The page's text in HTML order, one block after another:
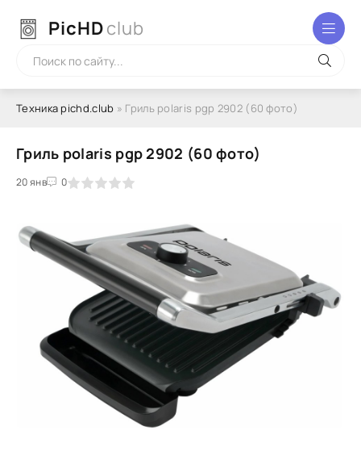
PicHDclub
Техника pichd.club » Гриль polaris pgp 2902 (60 фото)
Гриль polaris pgp 2902 (60 фото)
20 янв 0
3 4 5